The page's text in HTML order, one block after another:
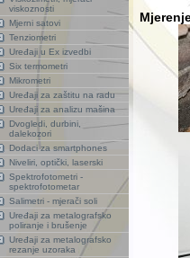
viskoznosti
Mjerni satovi
Tenziometri
Uređaji u Ex izvedbi
Six termometri
Mikrometri
Uređaji za zaštitu na radu
Uređaji za analizu mašina
Dvogledi, durbini,
dalekozori
Dodaci za smartphones
Niveliri, optički, laserski
Spektrofotometri -
spektrofotometar
Salimetri - mjerači soli
Uređaji za metalografsko
poliranje i brušenje
Uređaji za metalografsko
rezanje uzoraka